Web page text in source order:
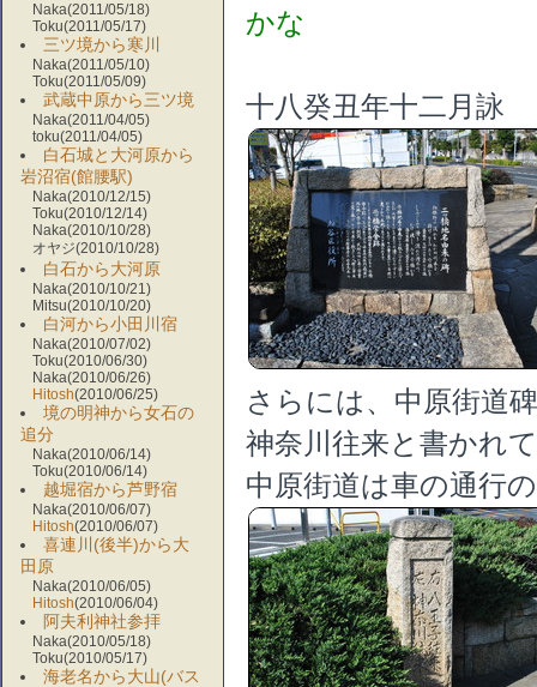
かな
十八癸丑年十二月詠
さらには、中原街道
神奈川往来と書かれ
中原街道は車の通行
Naka(2011/05/18)
Toku(2011/05/17)
三ツ境から寒川
Naka(2011/05/10)
Toku(2011/05/09)
武蔵中原から三ツ境
Naka(2011/04/05)
toku(2011/04/05)
白石城と大河原から
岩沼宿(館腰駅)
Naka(2010/12/15)
Toku(2010/12/14)
Naka(2010/10/28)
オヤジ(2010/10/28)
白石から大河原
Naka(2010/10/21)
Mitsu(2010/10/20)
白河から小田川宿
Naka(2010/07/02)
Toku(2010/06/30)
Naka(2010/06/26)
Hitosh(2010/06/25)
境の明神から女石の
追分
Naka(2010/06/14)
Toku(2010/06/14)
越堀宿から芦野宿
Naka(2010/06/07)
Hitosh(2010/06/07)
喜連川(後半)から大
田原
Naka(2010/06/05)
Hitosh(2010/06/04)
阿夫利神社参拝
Naka(2010/05/18)
Toku(2010/05/17)
海老名から大山(バス